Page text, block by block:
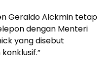
Geraldo Alckmin tetap
dengan Menteri
yang disebut